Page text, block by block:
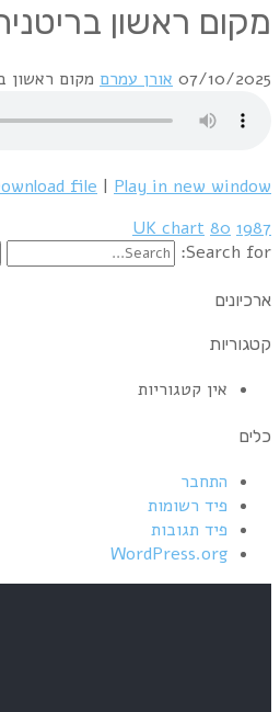
מקום ראשון בריטניה –
07/10/2025 אורן עמרם מקום ראשון
file | Play in new window
1987
80
UK chart
Search for:
ארכיונים
קטגוריות
אין קטגוריות
כלים
התחבר
פיד רשומות
פיד תגובות
WordPress.org